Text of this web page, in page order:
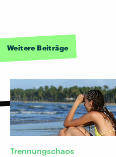
Weitere Beiträge
Trennungschaos